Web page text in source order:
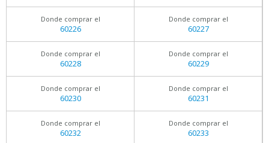
Donde comprar el
60226
Donde comprar el
60227
Donde comprar el
60228
Donde comprar el
60229
Donde comprar el
60230
Donde comprar el
60231
Donde comprar el
60232
Donde comprar el
60233